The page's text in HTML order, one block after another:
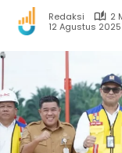
Redaksi
2
12 Agustus 2025